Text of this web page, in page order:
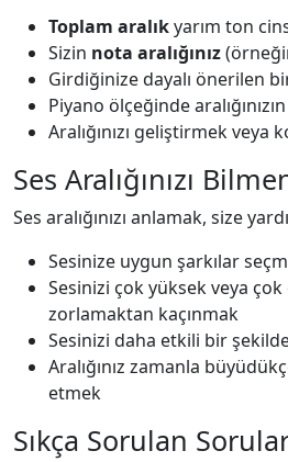
Toplam aralıkyarım ton
Sizin nota aralığınız
Girdiğinize dayalı önerilen
Piyano ölçeğinde
Aralığınızı geliştirmek veya
Ses Aralığınızı
Ses aralığınızı anlamak, size
Sesinize uygun şarkılar
Sesinizi çok yüksek veya
zorlamaktan kaçınmak
Sesinizi daha etkili bir
Aralığınız zamanla
etmek
Sıkça Sorulan